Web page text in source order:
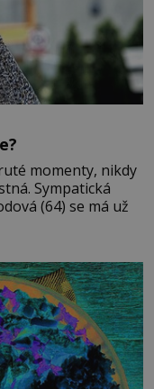
momenty, nikdy
(64) se má už